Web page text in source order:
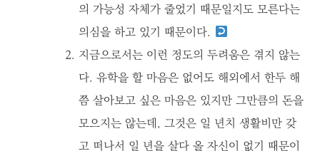
의 가능성 자체가 줄었기 때문일지도 모른다는
의심을 하고 있기 때문이다.
지금으로서는 이런 정도의 두려움은 겪지 않는
다. 유학을 할 마음은 없어도 해외에서 한두 해
쯤 살아보고 싶은 마음은 있지만 그만큼의 돈을
모으지는 않는데, 그것은 일 년치 생활비만 갖
고 떠나서 일 년을 살다 올 자신이 없기 때문이